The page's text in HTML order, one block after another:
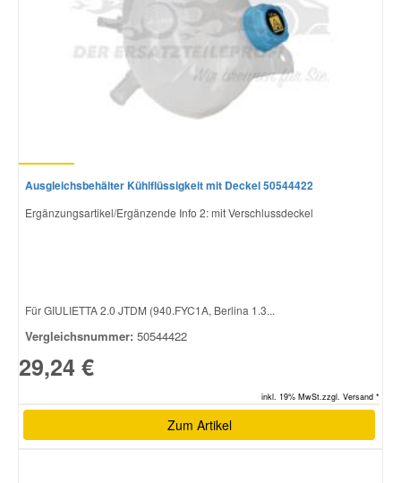
Ausgleichsbehälter Kühlflüssigkeit mit Deckel 50544422
Ergänzungsartikel/Ergänzende Info 2: mit Verschlussdeckel
Für GIULIETTA 2.0 JTDM (940.FYC1A, Berlina 1.3...
Vergleichsnummer: 50544422
29,24 €
inkl. 19% MwSt.zzgl. Versand *
Zum Artikel